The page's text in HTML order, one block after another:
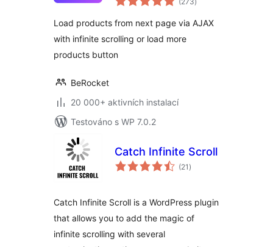
hodnocení
Load products from next page via AJAX
with infinite scrolling or load more
products button
BeRocket
20 000+ aktivních instalací
Testováno s WP 7.0.2
Catch Infinite Scroll
(21 celkové
hodnocení
)
Catch Infinite Scroll is a WordPress plugin
that allows you to add the magic of
infinite scrolling with several